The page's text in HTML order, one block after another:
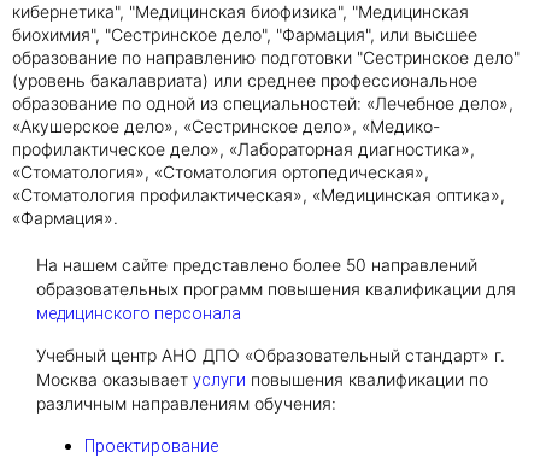
кибернетика", "Медицинская биофизика", "Медицинская
биохимия", "Сестринское дело", "Фармация", или высшее
образование по направлению подготовки "Сестринское дело"
(уровень бакалавриата) или среднее профессиональное
образование по одной из специальностей: «Лечебное дело»,
«Акушерское дело», «Сестринское дело», «Медико-
профилактическое дело», «Лабораторная диагностика»,
«Стоматология», «Стоматология ортопедическая»,
«Стоматология профилактическая», «Медицинская оптика»,
«Фармация».
На нашем сайте представлено более 50 направлений
образовательных программ повышения квалификации для
медицинского персонала
Учебный центр АНО ДПО «Образовательный стандарт» г.
Москва оказывает услуги повышения квалификации по
различным направлениям обучения:
Проектирование
Даю согласие наобработку персональных
данных и e-mail рассылку
Получить консультацию
Даю согласие наобработку персональных
данныхиe-mail рассылку